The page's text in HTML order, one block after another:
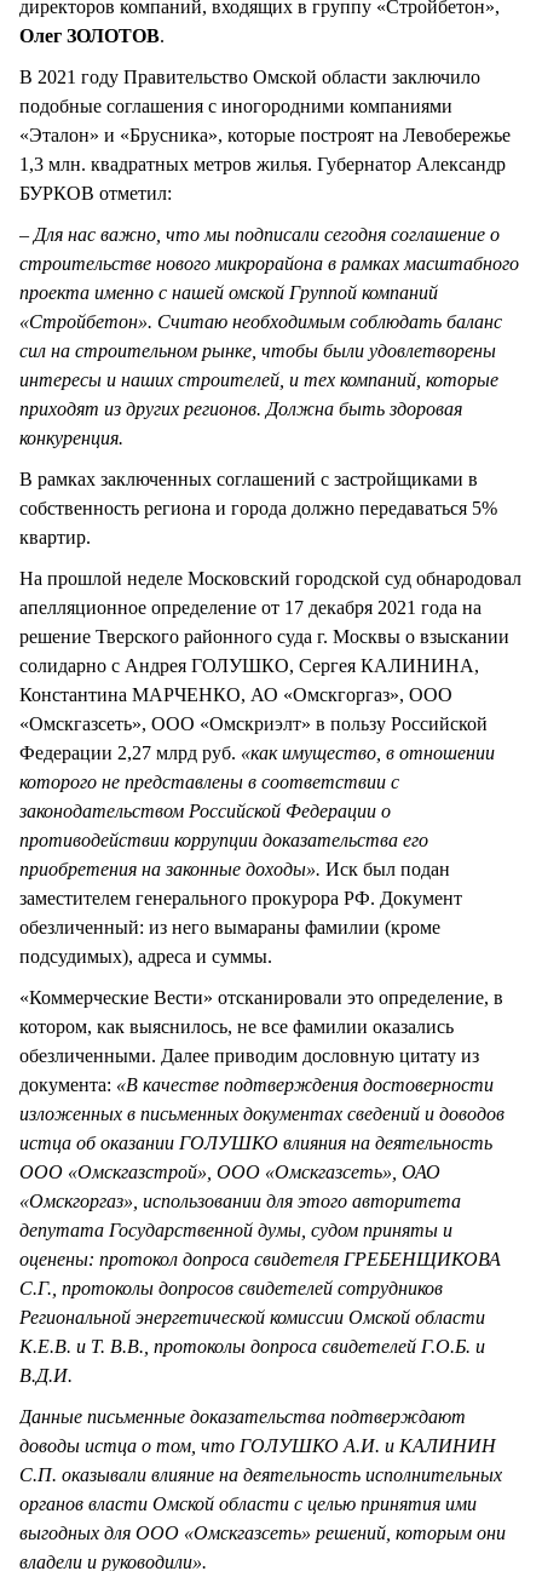
директоров компаний, входящих в группу «Стройбетон»,
Олег ЗОЛОТОВ.
В 2021 году Правительство Омской области заключило
подобные соглашения с иногородними компаниями
«Эталон» и «Брусника», которые построят на Левобережье
1,3 млн. квадратных метров жилья. Губернатор Александр
БУРКОВ отметил:
– Для нас важно, что мы подписали сегодня соглашение о
строительстве нового микрорайона в рамках масштабного
проекта именно с нашей омской Группой компаний
«Стройбетон». Считаю необходимым соблюдать баланс
сил на строительном рынке, чтобы были удовлетворены
интересы и наших строителей, и тех компаний, которые
приходят из других регионов. Должна быть здоровая
конкуренция.
В рамках заключенных соглашений с застройщиками в
собственность региона и города должно передаваться 5%
квартир.
На прошлой неделе Московский городской суд обнародовал
апелляционное определение от 17 декабря 2021 года на
решение Тверского районного суда г. Москвы о взыскании
солидарно с Андрея ГОЛУШКО, Сергея КАЛИНИНА,
Константина МАРЧЕНКО, АО «Омскгоргаз», ООО
«Омскгазсеть», ООО «Омскриэлт» в пользу Российской
Федерации 2,27 млрд руб. «как имущество, в отношении
которого не представлены в соответствии с
законодательством Российской Федерации о
противодействии коррупции доказательства его
приобретения на законные доходы». Иск был подан
заместителем генерального прокурора РФ. Документ
обезличенный: из него вымараны фамилии (кроме
подсудимых), адреса и суммы.
«Коммерческие Вести» отсканировали это определение, в
котором, как выяснилось, не все фамилии оказались
обезличенными. Далее приводим дословную цитату из
документа: «В качестве подтверждения достоверности
изложенных в письменных документах сведений и доводов
истца об оказании ГОЛУШКО влияния на деятельность
ООО «Омскгазстрой», ООО «Омскгазсеть», ОАО
«Омскгоргаз», использовании для этого авторитета
депутата Государственной думы, судом приняты и
оценены: протокол допроса свидетеля ГРЕБЕНЩИКОВА
С.Г., протоколы допросов свидетелей сотрудников
Региональной энергетической комиссии Омской области
К.Е.В. и Т. В.В., протоколы допроса свидетелей Г.О.Б. и
В.Д.И.
Данные письменные доказательства подтверждают
доводы истца о том, что ГОЛУШКО А.И. и КАЛИНИН
С.П. оказывали влияние на деятельность исполнительных
органов власти Омской области с целью принятия ими
выгодных для ООО «Омскгазсеть» решений, которым они
владели и руководили».